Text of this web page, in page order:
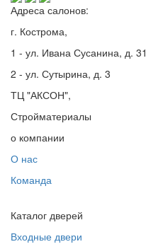
Адреса салонов:
г. Кострома,
1 - ул. Ивана Сусанина, д. 31
2 - ул. Сутырина, д. 3
ТЦ "АКСОН",
Стройматериалы
о компании
О нас
Команда
Каталог дверей
Входные двери